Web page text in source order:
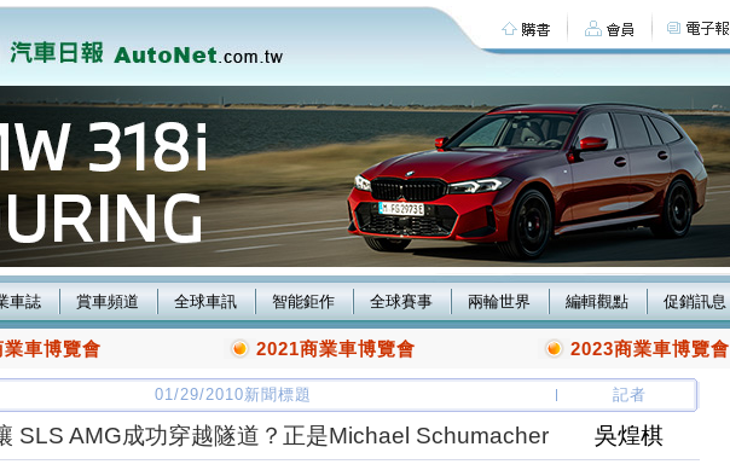
車誌 賞車頻道 全球車訊 智能鉅作 全球賽事 兩輪世界 編輯觀點 促銷訊息
車博覽會 2021商業車博覽會 2023商業車博覽會
01/29/2010新聞標題 記者
SLS AMG成功穿越隧道？正是Michael Schumacher
吳煌棋